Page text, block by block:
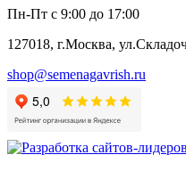
Пн-Пт с 9:00 до 17:00
127018, г.Москва,
shop@semenagavrish.ru